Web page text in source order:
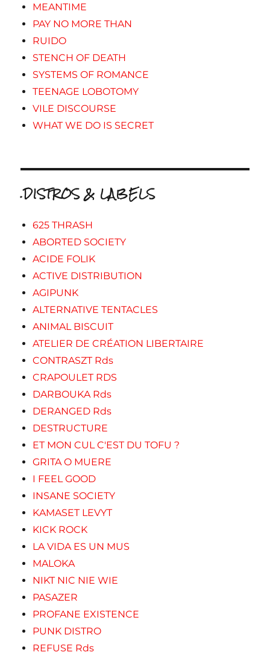
MEANTIME
PAY NO MORE THAN
RUIDO
STENCH OF DEATH
SYSTEMS OF ROMANCE
TEENAGE LOBOTOMY
VILE DISCOURSE
WHAT WE DO IS SECRET
.DISTROS & LABELS
625 THRASH
ABORTED SOCIETY
ACIDE FOLIK
ACTIVE DISTRIBUTION
AGIPUNK
ALTERNATIVE TENTACLES
ANIMAL BISCUIT
ATELIER DE CRÉATION LIBERTAIRE
CONTRASZT Rds
CRAPOULET RDS
DARBOUKA Rds
DERANGED Rds
DESTRUCTURE
ET MON CUL C'EST DU TOFU ?
GRITA O MUERE
I FEEL GOOD
INSANE SOCIETY
KAMASET LEVYT
KICK ROCK
LA VIDA ES UN MUS
MALOKA
NIKT NIC NIE WIE
PASAZER
PROFANE EXISTENCE
PUNK DISTRO
REFUSE Rds